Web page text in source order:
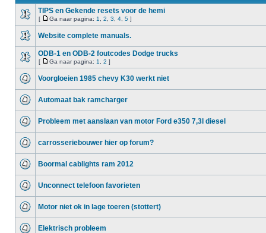
TIPS en Gekende resets voor de hemi
[ Ga naar pagina: 1 2 3 4 5 ]
Website complete manuals.
ODB-1 en ODB-2 foutcodes Dodge trucks
[ Ga naar pagina: 1 2 ]
Voorgloeien 1985 chevy K30 werkt niet
Automaat bak ramcharger
Probleem met aanslaan van motor Ford e350 7,3l diesel
carrosseriebouwer hier op forum?
Boormal cablights ram 2012
Unconnect telefoon favorieten
Motor niet ok in lage toeren (stottert)
Elektrisch probleem